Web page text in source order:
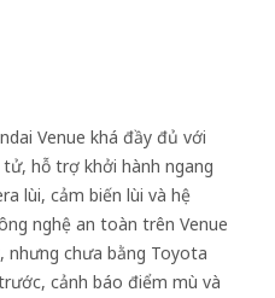
Venue khá đầy đủ với
tử, hỗ trợ khởi hành ngang
lùi, cảm biến lùi và hệ
nghệ an toàn trên Venue
chưa bằng Toyota
cảnh báo điểm mù và